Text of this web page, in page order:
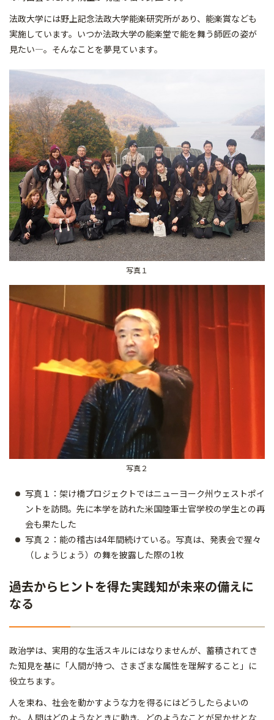
法政大学には野上記念法政大学能楽研究所があり、能楽賞なども
実施しています。いつか法政大学の能楽堂で能を舞う師匠の姿が
見たい―。そんなことを夢見ています。
写真１
写真２
写真１：架け橋プロジェクトではニューヨーク州ウェストポイ
ントを訪問。先に本学を訪れた米国陸軍士官学校の学生との再
会も果たした
写真２：能の稽古は4年間続けている。写真は、発表会で猩々
（しょうじょう）の舞を披露した際の1枚
過去からヒントを得た実践知が未来の備えに
なる
政治学は、実用的な生活スキルにはなりませんが、蓄積されてき
た知見を基に「人間が持つ、さまざまな属性を理解すること」に
役立ちます。
人を束ね、社会を動かすような力を得るにはどうしたらよいの